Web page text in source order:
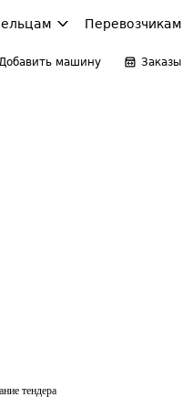
Перевозчикам
машину Заказы
тендера